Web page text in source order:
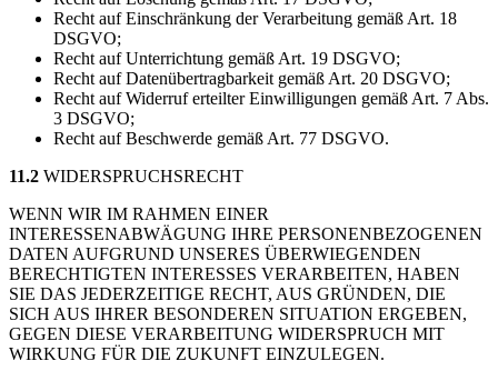
Recht auf Einschränkung der Verarbeitung gemäß Art. 18
DSGVO;
Recht auf Unterrichtung gemäß Art. 19 DSGVO;
Recht auf Datenübertragbarkeit gemäß Art. 20 DSGVO;
Recht auf Widerruf erteilter Einwilligungen gemäß Art. 7 Abs.
3 DSGVO;
Recht auf Beschwerde gemäß Art. 77 DSGVO.
11.2 WIDERSPRUCHSRECHT
WENN WIR IM RAHMEN EINER
INTERESSENABWÄGUNG IHRE PERSONENBEZOGENEN
DATEN AUFGRUND UNSERES ÜBERWIEGENDEN
BERECHTIGTEN INTERESSES VERARBEITEN, HABEN
SIE DAS JEDERZEITIGE RECHT, AUS GRÜNDEN, DIE
SICH AUS IHRER BESONDEREN SITUATION ERGEBEN,
GEGEN DIESE VERARBEITUNG WIDERSPRUCH MIT
WIRKUNG FÜR DIE ZUKUNFT EINZULEGEN.